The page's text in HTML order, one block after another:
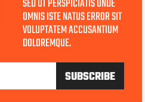
SED UT PERSPICIATIS UNDE
OMNIS ISTE NATUS ERROR SIT
VOLUPTATEM ACCUSANTIUM
DOLOREMQUE.